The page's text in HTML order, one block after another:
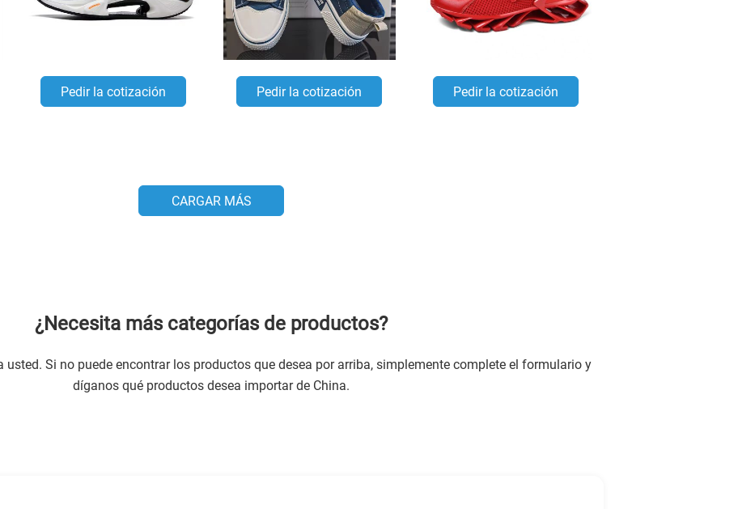
Pedir la cotización Pedir la cotización Pedir la cotización
CARGAR MÁS
¿Necesita más categorías de productos?
usted. Si no puede encontrar los productos que desea por arriba, simplemente complete el formulario y
díganos qué productos desea importar de China.